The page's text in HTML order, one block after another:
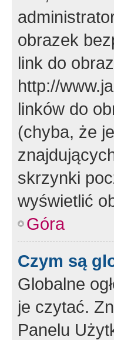
obrazek
link do
http://
linków do
(chyba, że
skrzynki
wyświetlić
Góra
Czym są
Globalne
je czytać.
Panelu